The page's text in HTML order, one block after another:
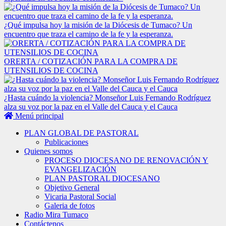
¿Qué impulsa hoy la misión de la Diócesis de Tumaco? Un
encuentro que traza el camino de la fe y la esperanza.
ORERTA / COTIZACIÓN PARA LA COMPRA DE
UTENSILIOS DE COCINA
¿Hasta cuándo la violencia? Monseñor Luis Fernando Rodríguez
alza su voz por la paz en el Valle del Cauca y el Cauca
Menú principal
PLAN GLOBAL DE PASTORAL
Publicaciones
Quienes somos
PROCESO DIOCESANO DE RENOVACIÓN Y
EVANGELIZACIÓN
PLAN PASTORAL DIOCESANO
Objetivo General
Vicaria Pastoral Social
Galeria de fotos
Radio Mira Tumaco
Contáctenos